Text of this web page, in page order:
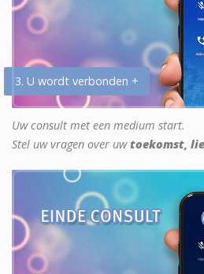
3. U wordt verbonden +
Uw consult met een medium start.
Stel uw vragen over uwtoekomst,